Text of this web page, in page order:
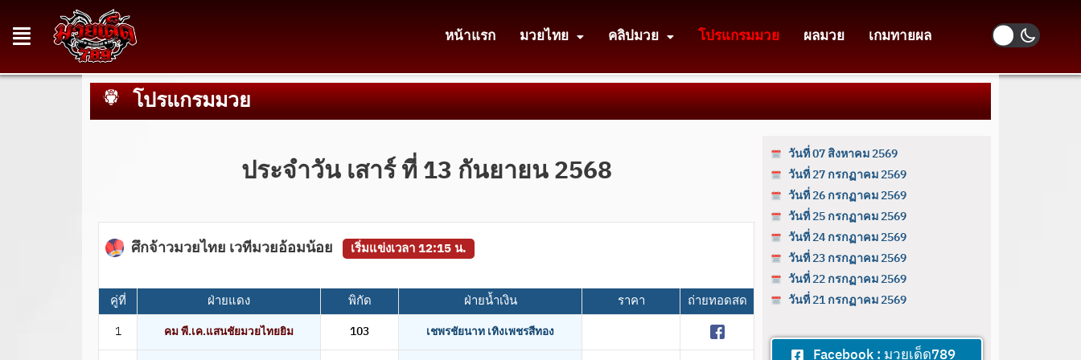
หน้าแรก มวยไทย คลิปมวย โปรแกรมมวย ผลมวย เกมทายผล
โปรแกรมมวย
ประจำวัน เสาร์ ที่ 13 กันยายน 2568
ศึกจ้าวมวยไทย เวทีมวยอ้อมน้อย เริ่มแข่งเวลา 12:15 น.
คู่ที่ ฝ่ายแดง พิกัด ฝ่ายน้ำเงิน ราคา ถ่ายทอดสด
1 คม พี.เค.แสนชัยมวยไทยยิม 103
เชพรชัยนาท เทิงเพชรสีทอง
วันที่ 07 สิงหาคม 2569
วันที่ 27 กรกฏาคม 2569
วันที่ 26 กรกฏาคม 2569
วันที่ 25 กรกฏาคม 2569
วันที่ 24 กรกฏาคม 2569
วันที่ 23 กรกฏาคม 2569
วันที่ 22 กรกฏาคม 2569
วันที่ 21 กรกฏาคม 2569
Facebook : มวยเด็ด789